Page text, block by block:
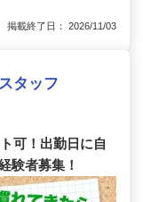
載終了日： 2026/11/03
タッフ
可！出勤日に自
験者募集！